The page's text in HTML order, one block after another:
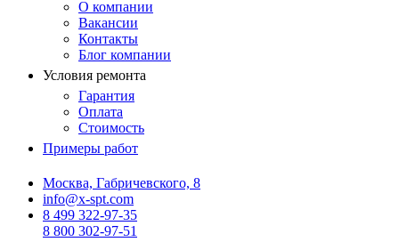
О компании
Вакансии
Контакты
Блог компании
Условия ремонта
Гарантия
Оплата
Стоимость
Примеры работ
Москва, Габричевского, 8
info@x-spt.com
8 499 322-97-35
8 800 302-97-51